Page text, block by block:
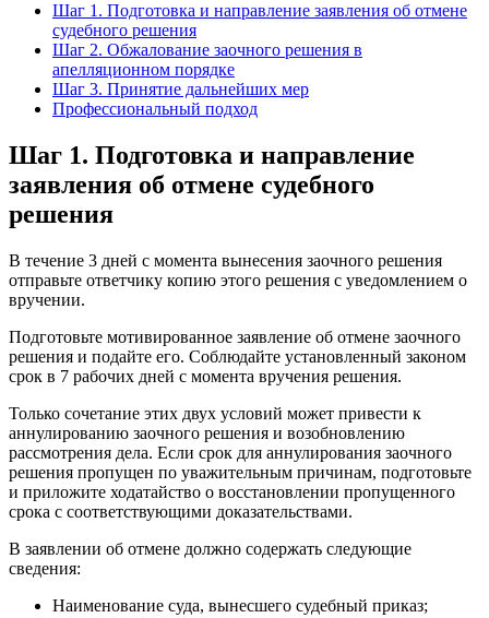
Шаг 1. Подготовка и направление заявления об отмене
судебного решения
Шаг 2. Обжалование заочного решения в
апелляционном порядке
Шаг 3. Принятие дальнейших мер
Профессиональный подход
Шаг 1. Подготовка и направление
заявления об отмене судебного
решения
В течение 3 дней с момента вынесения заочного решения
отправьте ответчику копию этого решения с уведомлением о
вручении.
Подготовьте мотивированное заявление об отмене заочного
решения и подайте его. Соблюдайте установленный законом
срок в 7 рабочих дней с момента вручения решения.
Только сочетание этих двух условий может привести к
аннулированию заочного решения и возобновлению
рассмотрения дела. Если срок для аннулирования заочного
решения пропущен по уважительным причинам, подготовьте
и приложите ходатайство о восстановлении пропущенного
срока с соответствующими доказательствами.
В заявлении об отмене должно содержать следующие
сведения:
Наименование суда, вынесшего судебный приказ;